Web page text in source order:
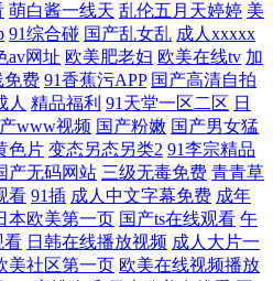
萌白酱一线天 乱伦五月天婷婷 美
91综合碰 国产乱女乱 成人xxxxx
av网址 欧美肥老妇 欧美在线tv 加
免费 91香蕉污APP 国产高清自拍
人 精品福利 91天堂一区二区 日
www视频 国产粉嫩 国产男女猛
色片 变态另态另类2 91李宗精品
产无码网站 三级无毒免费 青青草
看 91插 成人中文字幕免费 成年
本欧美第一页 国产ts在线观看 午
看 日韩在线播放视频 成人大片一
美社区第一页 欧美在线视频播放